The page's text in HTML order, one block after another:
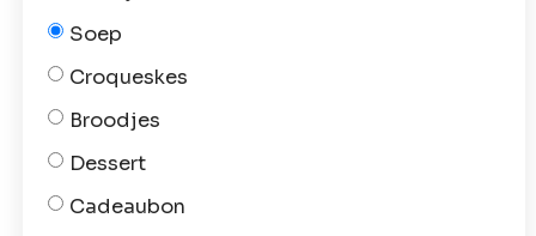
Soep
Croqueskes
Broodjes
Dessert
Cadeaubon